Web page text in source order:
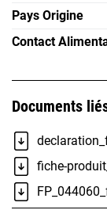
Pays Origine
Contact
Documents
fiche-